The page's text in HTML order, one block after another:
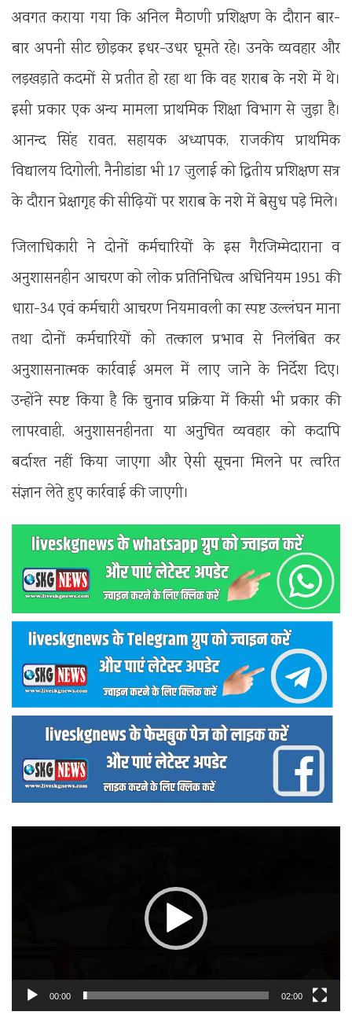
अवगत कराया गया कि अनिल मैठाणी प्रशिक्षण के दौरान बार-
बार अपनी सीट छोड़कर इधर-उधर घूमते रहे। उनके व्यवहार और
लड़खड़ाते कदमों से प्रतीत हो रहा था कि वह शराब के नशे में थे।
इसी प्रकार एक अन्य मामला प्राथमिक शिक्षा विभाग से जुड़ा है।
आनन्द सिंह रावत, सहायक अध्यापक, राजकीय प्राथमिक
विद्यालय दिगोली, नैनीडांडा भी 17 जुलाई को द्वितीय प्रशिक्षण सत्र
के दौरान प्रेक्षागृह की सीढ़ियों पर शराब के नशे में बेसुध पड़े मिले।
जिलाधिकारी ने दोनों कर्मचारियों के इस गैरजिम्मेदाराना व
अनुशासनहीन आचरण को लोक प्रतिनिधित्व अधिनियम 1951 की
धारा-34 एवं कर्मचारी आचरण नियमावली का स्पष्ट उल्लंघन माना
तथा दोनों कर्मचारियों को तत्काल प्रभाव से निलंबित कर
अनुशासनात्मक कार्रवाई अमल में लाए जाने के निर्देश दिए।
उन्होंने स्पष्ट किया है कि चुनाव प्रक्रिया में किसी भी प्रकार की
लापरवाही, अनुशासनहीनता या अनुचित व्यवहार को कदापि
बर्दाश्त नहीं किया जाएगा और ऐसी सूचना मिलने पर त्वरित
संज्ञान लेते हुए कार्रवाई की जाएगी।
00:00 02:00